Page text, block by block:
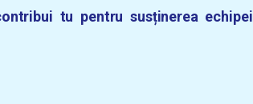
tu pentru susținerea echipei